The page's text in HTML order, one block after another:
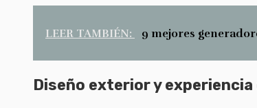
LEER TAMBIÉN: 9 mejores
Diseño exterior y experiencia